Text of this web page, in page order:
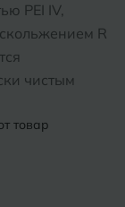
PEI IV,
R
чистым
товар